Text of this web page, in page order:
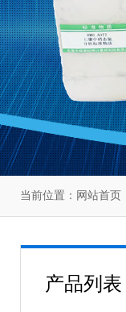
当前位置： 网站首页
产品列表